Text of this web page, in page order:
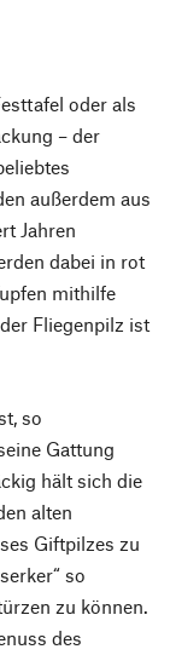
oder als
– der
außerdem aus
Jahren
dabei in rot
mithilfe
Fliegenpilz ist
so
Gattung
hält sich die
alten
Giftpilzes zu
so
zu können.
des